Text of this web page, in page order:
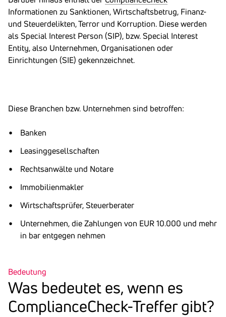
Informationen zu Sanktionen, Wirtschaftsbetrug, Finanz-
und Steuerdelikten, Terror und Korruption. Diese werden
als Special Interest Person (SIP), bzw. Special Interest
Entity, also Unternehmen, Organisationen oder
Einrichtungen (SIE) gekennzeichnet.
Diese Branchen bzw. Unternehmen sind betroffen:
Banken
Leasinggesellschaften
Rechtsanwälte und Notare
Immobilienmakler
Wirtschaftsprüfer, Steuerberater
Unternehmen, die Zahlungen von EUR 10.000 und mehr
in bar entgegen nehmen
Bedeutung
Was bedeutet es, wenn es
Comp­li­ance­Check-Treffer gibt?